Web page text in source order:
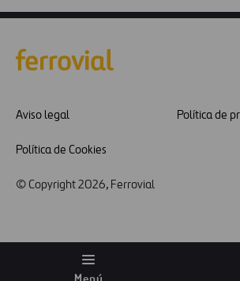
Aviso legal Política de
Política de Cookies
© Copyright 2026, Ferrovial